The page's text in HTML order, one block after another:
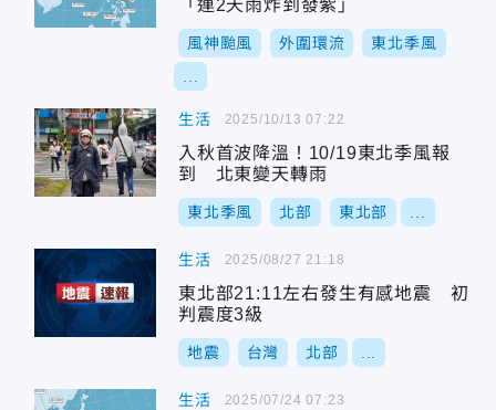
「連2天雨炸到發紫」
風神颱風 外圍環流 東北季風
生活
入秋首波降溫！10/19東北季風報
到 北東變天轉雨
東北季風 北部 東北部
2025/10/13 07:22
生活
東北部21:11左右發生有感地震 初
判震度3級
地震 台灣 北部
2025/08/27 21:18
生活 2025/07/24 07:23